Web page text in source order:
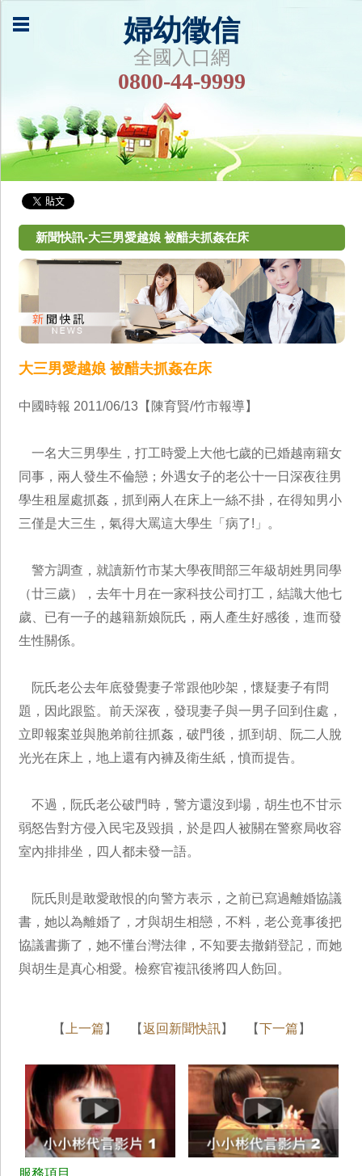
婦幼徵信
全國入口網
0800-44-9999
新聞快訊-大三男愛越娘 被醋夫抓姦在床
大三男愛越娘 被醋夫抓姦在床
中國時報 2011/06/13【陳育賢/竹市報導】
一名大三男學生，打工時愛上大他七歲的已婚越南籍女
同事，兩人發生不倫戀；外遇女子的老公十一日深夜往男
學生租屋處抓姦，抓到兩人在床上一絲不掛，在得知男小
三僅是大三生，氣得大罵這大學生「病了!」。
警方調查，就讀新竹市某大學夜間部三年級胡姓男同學
（廿三歲），去年十月在一家科技公司打工，結識大他七
歲、已有一子的越籍新娘阮氏，兩人產生好感後，進而發
生性關係。
阮氏老公去年底發覺妻子常跟他吵架，懷疑妻子有問
題，因此跟監。前天深夜，發現妻子與一男子回到住處，
立即報案並與胞弟前往抓姦，破門後，抓到胡、阮二人脫
光光在床上，地上還有內褲及衛生紙，憤而提告。
不過，阮氏老公破門時，警方還沒到場，胡生也不甘示
弱怒告對方侵入民宅及毀損，於是四人被關在警察局收容
室內排排坐，四人都未發一語。
阮氏則是敢愛敢恨的向警方表示，之前已寫過離婚協議
書，她以為離婚了，才與胡生相戀，不料，老公竟事後把
協議書撕了，她不懂台灣法律，不知要去撤銷登記，而她
與胡生是真心相愛。檢察官複訊後將四人飭回。
【 上一篇 】 【返回新聞快訊】 【下一篇 】